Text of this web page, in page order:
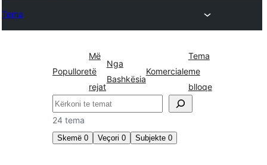
Tema
Popullore
Më
të
rejat
Nga
Bashkësia
Komerciale
Tema
me
blloqe
Kërko
24 tema
Skemë 0 Veçori 0 Subjekte 0